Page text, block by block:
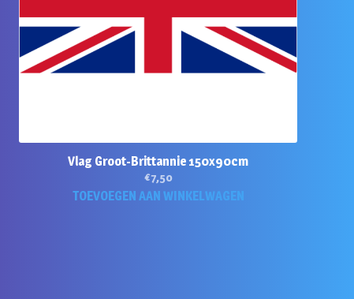
Vlag Groot-Brittannie 150x90cm
€7,50
TOEVOEGEN AAN WINKELWAGEN